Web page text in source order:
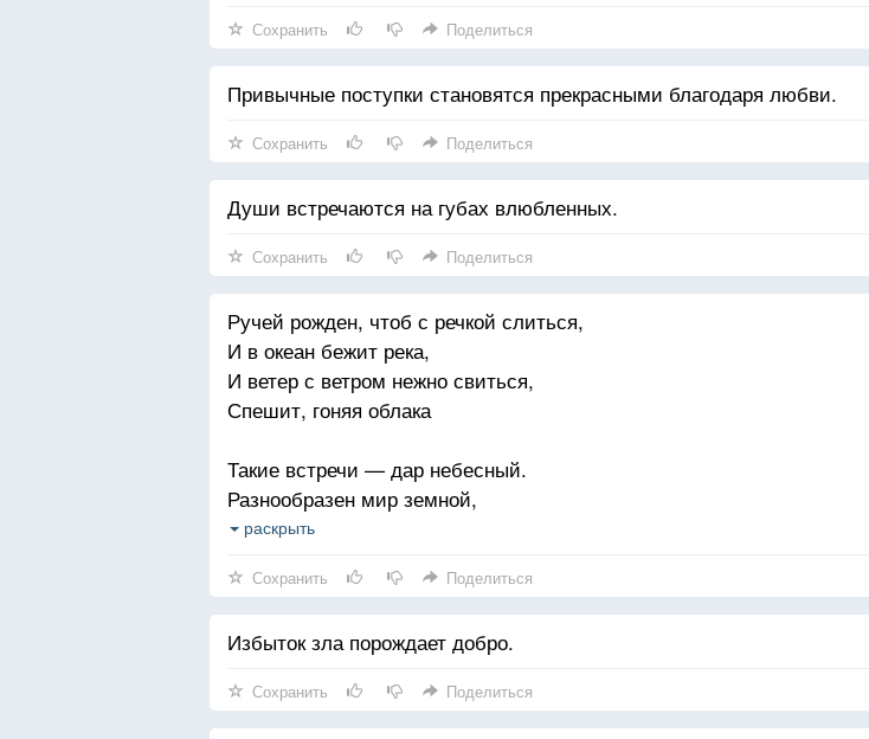
Сохранить Поделиться
Привычные поступки становятся прекрасными благодаря любви.
Сохранить Поделиться
Души встречаются на губах влюбленных.
Сохранить Поделиться
Ручей рожден, чтоб с речкой слиться,
И в океан бежит река,
И ветер с ветром нежно свиться,
Спешит, гоняя облака
Такие встречи — дар небесный.
Разнообразен мир земной,
И многим дарит миг чудесный,
Целуется волна с волною,
Лазурь небес — с вершиной гор,
Луч солнца с милою землею,
Луна на пруд бросает взор
раскрыть
Сохранить Поделиться
Избыток зла порождает добро.
Сохранить Поделиться